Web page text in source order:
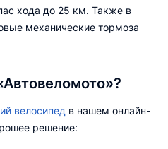
хода до 25 км. Также в
механические тормоза
велосипед в нашем онлайн-
решение: